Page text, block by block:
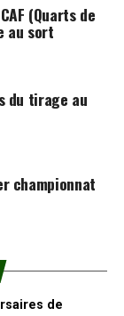
(Quarts de
au sort
du tirage au
championnat
de